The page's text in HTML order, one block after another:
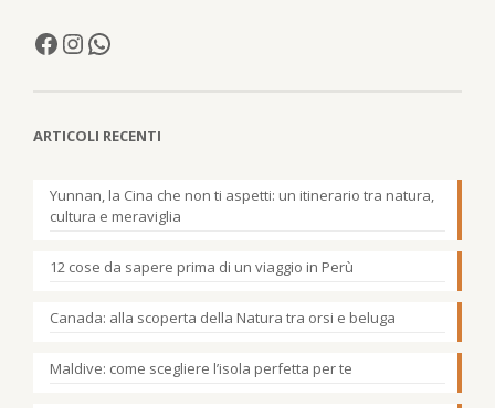
ARTICOLI RECENTI
Yunnan, la Cina che non ti aspetti: un itinerario tra natura,
cultura e meraviglia
12 cose da sapere prima di un viaggio in Perù
Canada: alla scoperta della Natura tra orsi e beluga
Maldive: come scegliere l’isola perfetta per te